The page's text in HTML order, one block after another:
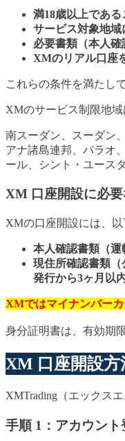
満18歳以上である
サービス対象地域
必要書類（本人
XMのリアル口座
これらの条件を満たし
XMのサービス制限地域
南スーダン、スーダン
アナ諸島連邦、パラオ
ール、シント・ユース
XM 口座開設に必
XMの口座開設には、以
本人確認書類（運
現住所確認書類（
発行から3ヶ月以
XMではマイナンバーカ
身分証明書は、有効期
XM 口座開設方
XMTrading（エックス
手順 1：アカウント